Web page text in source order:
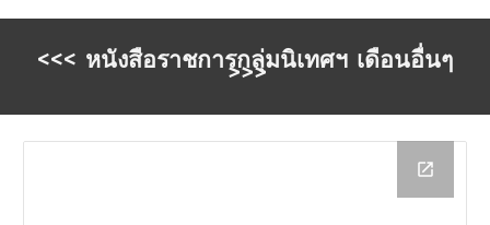
<<< หนังสือราชการกลุ่มนิเทศฯ เดือนอื่นๆ
>>>